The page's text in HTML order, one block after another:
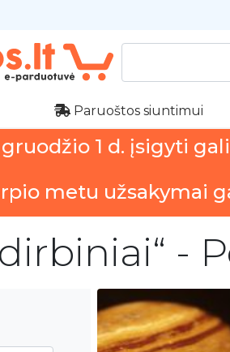
Paruoštos siuntimui
1 d. įsigyti
metu užsakymai
-